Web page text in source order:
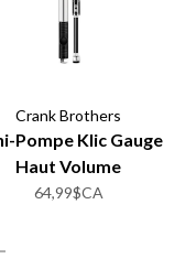
Crank Brothers
Pompe Klic Gauge
Haut Volume
64,99$CA